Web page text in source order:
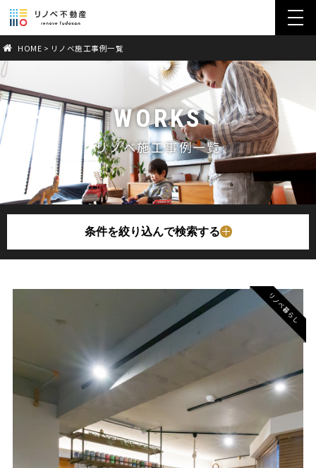
HOME > リノベ施工事例一覧
WORKS
リノベ施工事例一覧
条件を絞り込んで検索する
リノベ暮らし